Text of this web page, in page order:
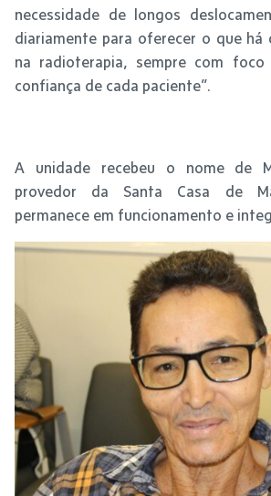
necessidade de longos
diariamente para oferecer o que há
na radioterapia, sempre com
confiança de cada paciente”.
A unidade recebeu o nome de
provedor da Santa Casa de
permanece em funcionamento e